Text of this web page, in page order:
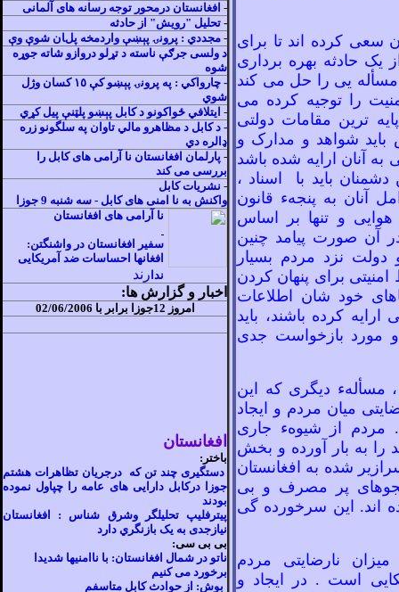
سعی کرده اند تا برای
يک حادثه بهره برداری
يی را حل می کند
را توجيه کرده می
ترين مقامات دولتی
بايد شواهد و مدارک و
آنان ارايه شده باشد
بايد با اسناد ،
آنان به پنجهء قانون
و تنها بر اساس
آن صورت پيامد چنين
دولت نزد مردم بسيار
امنيتی برای پنهان کردن
خود شان اطلاعات
کرده باشند، بايد
و مورد بازخواست جدی
، مسألهء ديگری که اين
ميان مردم و ايجاد
از شيوهء جاری
را به بار آورده و بخش
شده به افغانستان
پر مصرف و بی
اين سرخورده گی
نارضايتی مردم
است . در ايجاد و
- افغانستان درمحور توجه رسانه های آلمانی
- تحلیل "رویش" از حادثه
- مجددي : پرونۍ پېښې واردمخه پلان شوې وې
د ولسى جرګې ناسته د تړلو دروازو شاته جوړه
شوه
-
چارواکي : په پرونۍ پېښو کې ١٥ کسان وژل
شوي
- ايتلافي ځواکونو د کابل پېښو پلټنې پيل کړي
- د کابل د مظاهرو مالي تاوان په سلگونو زره
ډالره دي
- پارلمان افغانستان نا آرامی های کابل را
بررسی می کند
- نشريات کابل
واکنش به نا امنی های کابل - سه شنبه 9 جوزا
نا آرامی های افغانستان
سفير افغانستان در واشنگتن:
افغانها احساسات ضد آمريکايی
ندا رند
اخبار و گزارش ها:
امروز 12جوزا برابر با 02/06/2006
افغانستان
باختر:
دستگیری چند تن که درجریان تظاهرات هشتم
جوزا درکابل دارایی های عامه را چپاول نموده
بودند
پیترفلیپ تحلیلگر وشرق شناس :
افغانستان
نيازجدی به يک بازنگري دارد
بی بی سی:
ناتو در شمال افغانستان: با ناامنیها شديدا
برخورد می کنيم
بوش: از حوادث کابل متاسفم